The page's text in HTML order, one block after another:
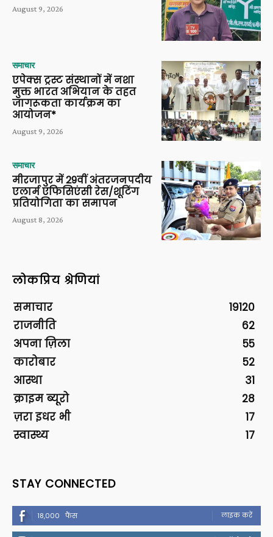
August 9, 2026
समाचार
एपेक्स ट्रस्ट संस्थानों में नशा
मुक्त भारत अभियान के तहत
जागरूकता कार्यक्रम का
आयोजन*
August 9, 2026
समाचार
मीरजापुर में 29वीं अंतरजनपदीय
एलार्म एफिसिएंसी रेस/शूटिंग
प्रतियोगिता का समापन
August 8, 2026
लोकप्रिय श्रेणियां
समाचार
19120
राजनीति
62
अपना ज़िला
55
कारोबार
52
आस्था
31
क्राइम ब्यूरो
28
ज़रा इधर भी
17
स्वास्थ्य
17
STAY CONNECTED
18,000 फैंस लाइक करें